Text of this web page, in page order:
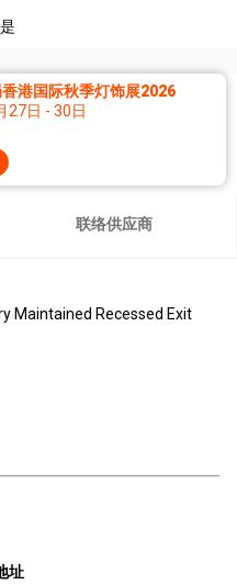
是
港国际秋季灯饰展2026
27日 - 30日
联络供应商
Maintained Recessed Exit
址